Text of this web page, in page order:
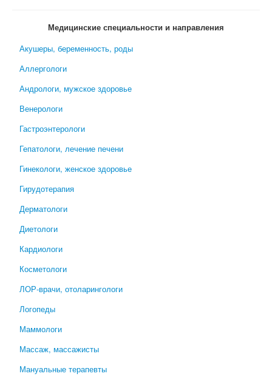
Медицинские специальности и направления
Акушеры, беременность, роды
Аллергологи
Андрологи, мужское здоровье
Венерологи
Гастроэнтерологи
Гепатологи, лечение печени
Гинекологи, женское здоровье
Гирудотерапия
Дерматологи
Диетологи
Кардиологи
Косметологи
ЛОР-врачи, отоларингологи
Логопеды
Маммологи
Массаж, массажисты
Мануальные терапевты